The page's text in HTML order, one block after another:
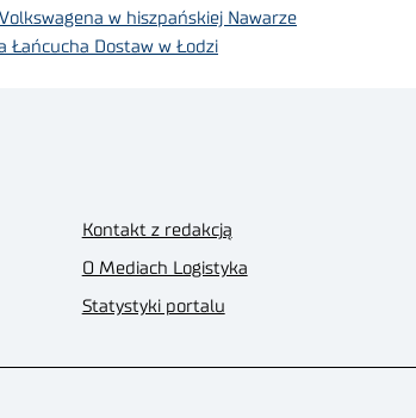
w hiszpańskiej Nawarze
Łańcucha Dostaw w Łodzi
Kontakt z redakcją
O Mediach Logistyka
Statystyki portalu